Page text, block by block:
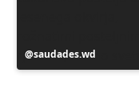
Objavo
je
saudades.wd